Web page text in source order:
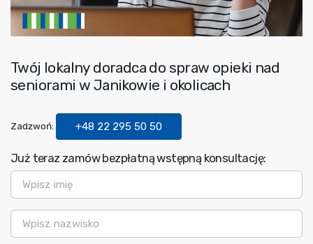
Twój lokalny doradca do spraw opieki nad
seniorami w Janikowie i okolicach
Zadzwoń: +48 22 295 50 50
Już teraz zamów bezpłatną wstępną konsultację:
Imię
Nazwisko